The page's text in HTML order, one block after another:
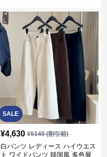
SALE
¥4,630 ¥5140(割引前)
白パンツ レディース ハイウエス
ト ワイドパンツ 韓国風 多色展